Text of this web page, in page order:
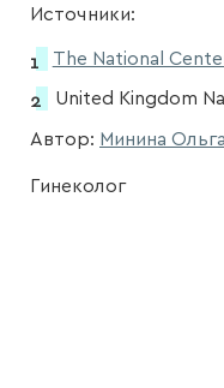
Источники:
The National
United Kingdom
Автор: Минина
Гинеколог